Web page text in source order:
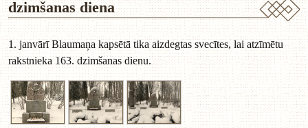
dzimšanas diena
1. janvārī Blaumaņa kapsētā tika aizdegtas svecītes, lai atzīmētu
rakstnieka 163. dzimšanas dienu.